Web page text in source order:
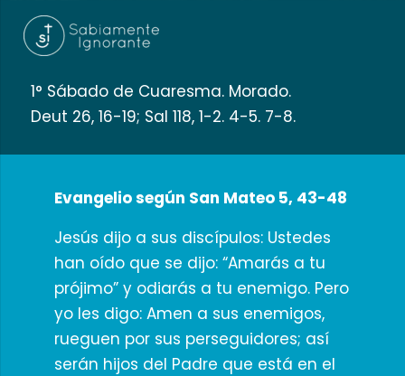
1° Sábado de Cuaresma. Morado.
Deut 26, 16-19; Sal 118, 1-2. 4-5. 7-8.
Evangelio según San Mateo 5, 43-48
Jesús dijo a sus discípulos: Ustedes
han oído que se dijo: “Amarás a tu
prójimo” y odiarás a tu enemigo. Pero
yo les digo: Amen a sus enemigos,
rueguen por sus perseguidores; así
serán hijos del Padre que está en el